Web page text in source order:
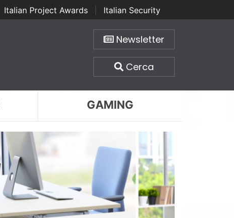
Italian Project Awards
Italian Security
Newsletter
Cerca
GAMING